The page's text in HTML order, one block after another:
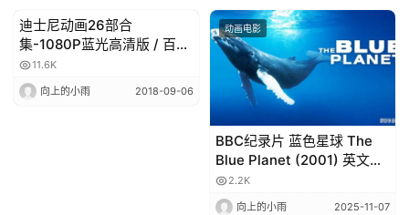
赞
助
本
站
动画电影
迪士尼动画26部合
集-1080P蓝光高清版 / 百度
网盘
11.6K
向上的小雨 2018-09-06
动画电影
BBC纪录片 蓝色星球 The
Blue Planet (2001) 英文版
全8集中英字幕高清1080P视
频MP4
2.2K
向上的小雨 2025-11-07